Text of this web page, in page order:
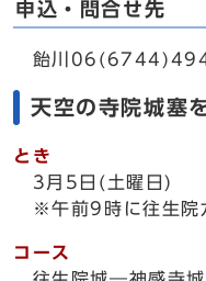
申込・問合せ先
飴川
天空の寺院城塞
とき
3月5日(土曜日)
※午前9時に往生院
コース